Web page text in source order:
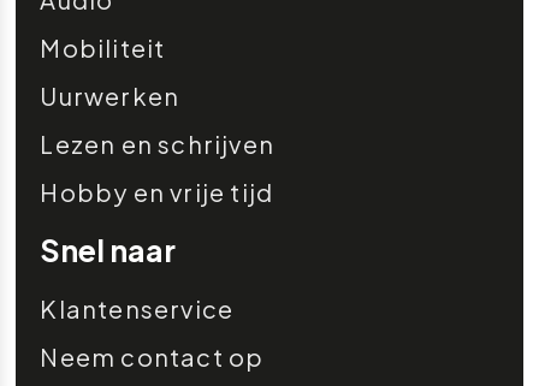
Mobiliteit
Uurwerken
Lezen en schrijven
Hobby en vrije tijd
Snel naar
Klantenservice
Neem contact op